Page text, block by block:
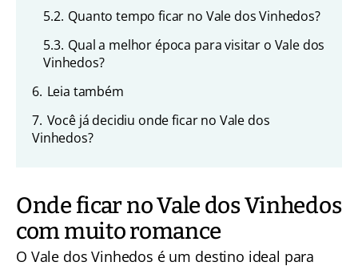
5.2. Quanto tempo ficar no Vale dos Vinhedos?
5.3. Qual a melhor época para visitar o Vale dos
Vinhedos?
6. Leia também
7. Você já decidiu onde ficar no Vale dos
Vinhedos?
Onde ficar no Vale dos Vinhedos
com muito romance
O Vale dos Vinhedos é um destino ideal para